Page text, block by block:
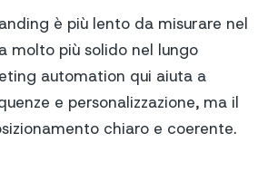
è più lento da misurare nel
molto più solido nel lungo
automation qui aiuta a
e personalizzazione, ma il
chiaro e coerente.